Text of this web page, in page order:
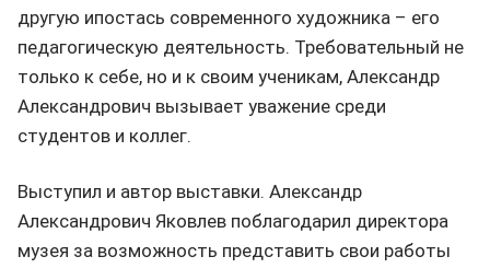
другую ипостась современного художника – его
педагогическую деятельность. Требовательный не
только к себе, но и к своим ученикам, Александр
Александрович вызывает уважение среди
студентов и коллег.
Выступил и автор выставки. Александр
Александрович Яковлев поблагодарил директора
музея за возможность представить свои работы